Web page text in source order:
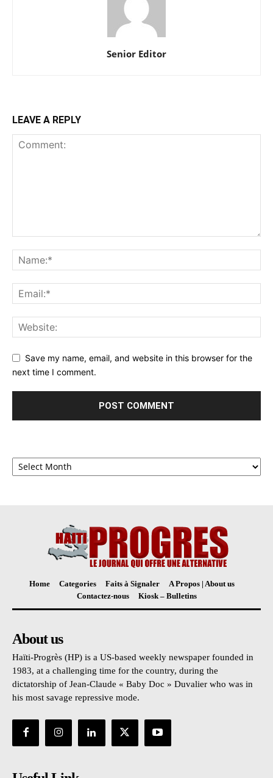
Senior Editor
LEAVE A REPLY
Save my name, email, and website in this browser for the
next time I comment.
Archives
Home Categories Faits à Signaler
A Propos | About us
Contactez-nous
Kiosk – Bulletins
About us
Haïti-Progrès (HP) is a US-based weekly newspaper founded in
1983, at a challenging time for the country, during the
dictatorship of Jean-Claude « Baby Doc » Duvalier who was in
his most savage repressive mode.